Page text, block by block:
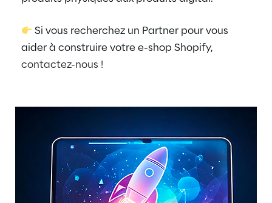
Si vous recherchez un Partner pour vous
aider à construire votre e-shop Shopify,
contactez-nous !